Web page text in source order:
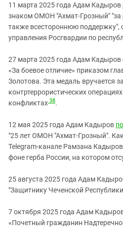
11 марта 2025 года Адам Кадыров
знаком ОМОН "Ахмат-Грозный" "за
также всестороннюю поддержку",
управления Росгвардии по
27 марта 2025 года Адам
«За боевое отличие» приказом
Золотова. Эта медаль вручается
контртеррористических
конфликтах 38.
12 мая 2025 года Адам Кадыров
"25 лет ОМОН "Ахмат-Грозный".
Telegram-канале Рамзана
фоне герба России, на котором
25 августа 2025 года Адам
"Защитнику Чеченской
7 октября 2025 года Адам
«Почетный гражданин